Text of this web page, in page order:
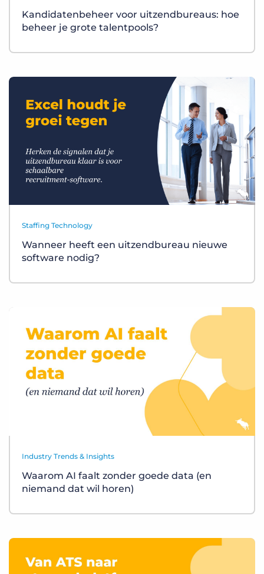
Kandidatenbeheer voor uitzendbureaus: hoe
beheer je grote talentpools?
Staffing Technology
Wanneer heeft een uitzendbureau nieuwe
software nodig?
Industry Trends & Insights
Waarom AI faalt zonder goede data (en
niemand dat wil horen)